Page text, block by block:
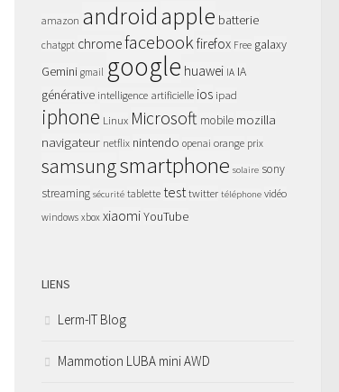
amazon androidapple batterie
chatgpt chromefacebookfirefox Free galaxy
Gemini gmail google huawei IA IA
générative intelligence artificielle ios ipad
iphone Linux Microsoft mobile mozilla
navigateur netflix nintendo openai orange prix
samsungsmartphone solaire sony
streaming sécurité tablette testtwitter téléphone vidéo
windows xbox xiaomiYouTube
LIENS
Lerm-IT Blog
Mammotion LUBA mini AWD